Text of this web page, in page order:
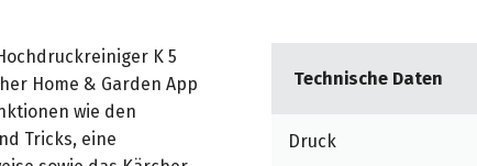
K 5
Home & Garden App
wie den
Tricks, eine
Technische Daten
Druck